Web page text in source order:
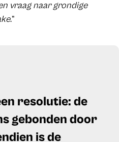
vraag naar grondige
.”
resolutie: de
gebonden door
is de